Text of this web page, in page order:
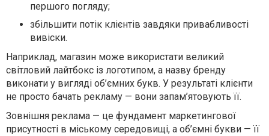
першого погляду;
збільшити потік клієнтів завдяки привабливості
вивіски.
Наприклад, магазин може використати великий
світловий лайтбокс із логотипом, а назву бренду
виконати у вигляді об’ємних букв. У результаті клієнти
не просто бачать рекламу — вони запам’ятовують її.
Зовнішня реклама — це фундамент маркетингової
присутності в міському середовищі, а об’ємні букви — її